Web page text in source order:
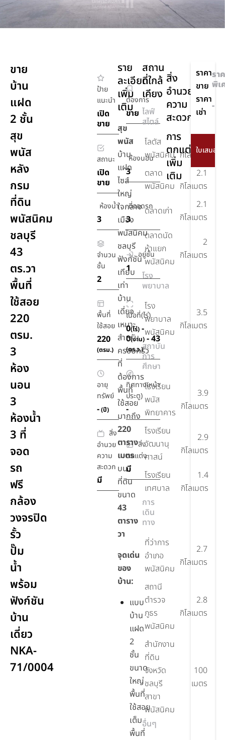
ขาย
บ้าน
แฝด
2 ชั้น
สุข
พนัส
หลัง
กรม
ที่ดิน
พนัสนิคม
ชลบุรี
43
ตร.วา
พื้นที่
ใช้สอย
220
ตรม.
3
ห้อง
นอน
3
ห้องน้ำ
3 ที่
จอด
รถ
ฟรี
กล้อง
วงจรปิด
รั้ว
ปั๊ม
น้ำ
พร้อม
ฟังก์ชัน
บ้าน
เดี่ยว
NKA-
71/0004
ป้าย
แนะนำ
เปิด
ขาย
ต้องการ
ขาย
สถานะ
เปิด
ขาย
ห้องนอน
3
ห้องน้ำ
3
ที่จอดรถ
3
จำนวน
ชั้น
2
อยู่ชั้น
1
พื้นที่
ใช้สอย
220
(ตรม.)
เนื้อที่(ไร่)
0(ไร่) -
0(งาน)- 43
(ตร.ว.)
อายุ
ทรัพย์
-(ปี)
ทิศทาง(หน้า
ประตู)
-
สิ่ง
อำนวย
ความ
สะดวก
มี
สิ่ง
ตกแต่ง
มี
ราย
ละเอียด
เพิ่ม
เติม
สุข
พนัส
บ้าน
แฝด
ไซส์
ใหญ่
ใจกลาง
เมือง
พนัสนิคม
ชลบุรี
ฟังก์ชัน
เทียบ
เท่า
บ้าน
เดี่ยว
เหมาะ
สำหรับ
ครอบครัว
ที่
ต้องการ
พื้นที่
ใช้สอย
มากถึง
220
ตาราง
เมตร
บน
ที่ดิน
ขนาด
43
ตาราง
วา
จุดเด่น
ของ
บ้าน:
แบบ
บ้าน
แฝด
2
ชั้น
ขนาด
ใหญ่
พื้นที่
ใช้สอย
เต็ม
พื้นที่
สถาน
ที่ใกล้
เคียง
ไลฟ์
สไตล์
โลตัส
พนัสนิคม กิโลเมตร
ตลาด
พนัสนิคม
2.1
กิโลเมตร
ตลาดเก่า
2.1
กิโลเมตร
ตลาดนัด
ห้าแยก
พนัสนิคม
2
กิโลเมตร
โรง
พยาบาล
โรง
พยาบาล
พนัสนิคม
3.5
กิโลเมตร
สถาบัน
การ
ศึกษา
โรงเรียน
พนัส
พิทยาคาร
3.9
กิโลเมตร
โรงเรียน
วัฒนานุ
ศาสน์
2.9
กิโลเมตร
โรงเรียน
เทศบาล
1.4
กิโลเมตร
การ
เดิน
ทาง
ที่ว่าการ
อำเภอ
พนัสนิคม
2.7
กิโลเมตร
สถานี
ตำรวจ
ภูธร
พนัสนิคม
2.8
กิโลเมตร
สำนักงาน
ที่ดิน
จังหวัด
ชลบุรี
สาขา
พนัสนิคม
100
เมตร
อื่นๆ
สิ่ง
อำนวย
ความ
สะดวก
การ
ตกแต่ง
เพิ่ม
เติม
ราคา
ขาย
รา
พิเ
ราคา
เช่า
-